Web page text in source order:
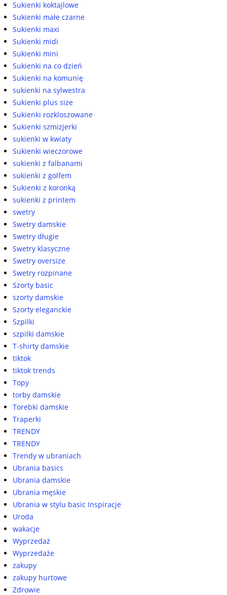
Sukienki koktajlowe
Sukienki małe czarne
Sukienki maxi
Sukienki midi
Sukienki mini
Sukienki na co dzień
Sukienki na komunię
sukienki na sylwestra
Sukienki plus size
Sukienki rozkloszowane
Sukienki szmizjerki
sukienki w kwiaty
Sukienki wieczorowe
sukienki z falbanami
sukienki z golfem
Sukienki z koronką
sukienki z printem
swetry
Swetry damskie
Swetry długie
Swetry klasyczne
Swetry oversize
Swetry rozpinane
Szorty basic
szorty damskie
Szorty eleganckie
Szpilki
szpilki damskie
T-shirty damskie
tiktok
tiktok trends
Topy
torby damskie
Torebki damskie
Traperki
TRENDY
TRENDY
Trendy w ubraniach
Ubrania basics
Ubrania damskie
Ubrania męskie
Ubrania w stylu basic Inspiracje
Uroda
wakacje
Wyprzedaż
Wyprzedaże
zakupy
zakupy hurtowe
Zdrowie